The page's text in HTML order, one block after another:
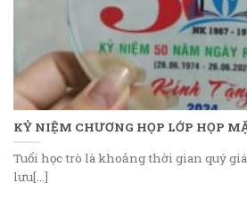
KỶ NIỆM CHƯƠNG HỌP LỚP HỌP
Tuổi học trò là khoảng thời gian quý
lưu[...]